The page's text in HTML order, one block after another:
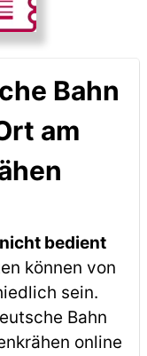
Bahn
am
bedient
können von
sein.
Bahn
online